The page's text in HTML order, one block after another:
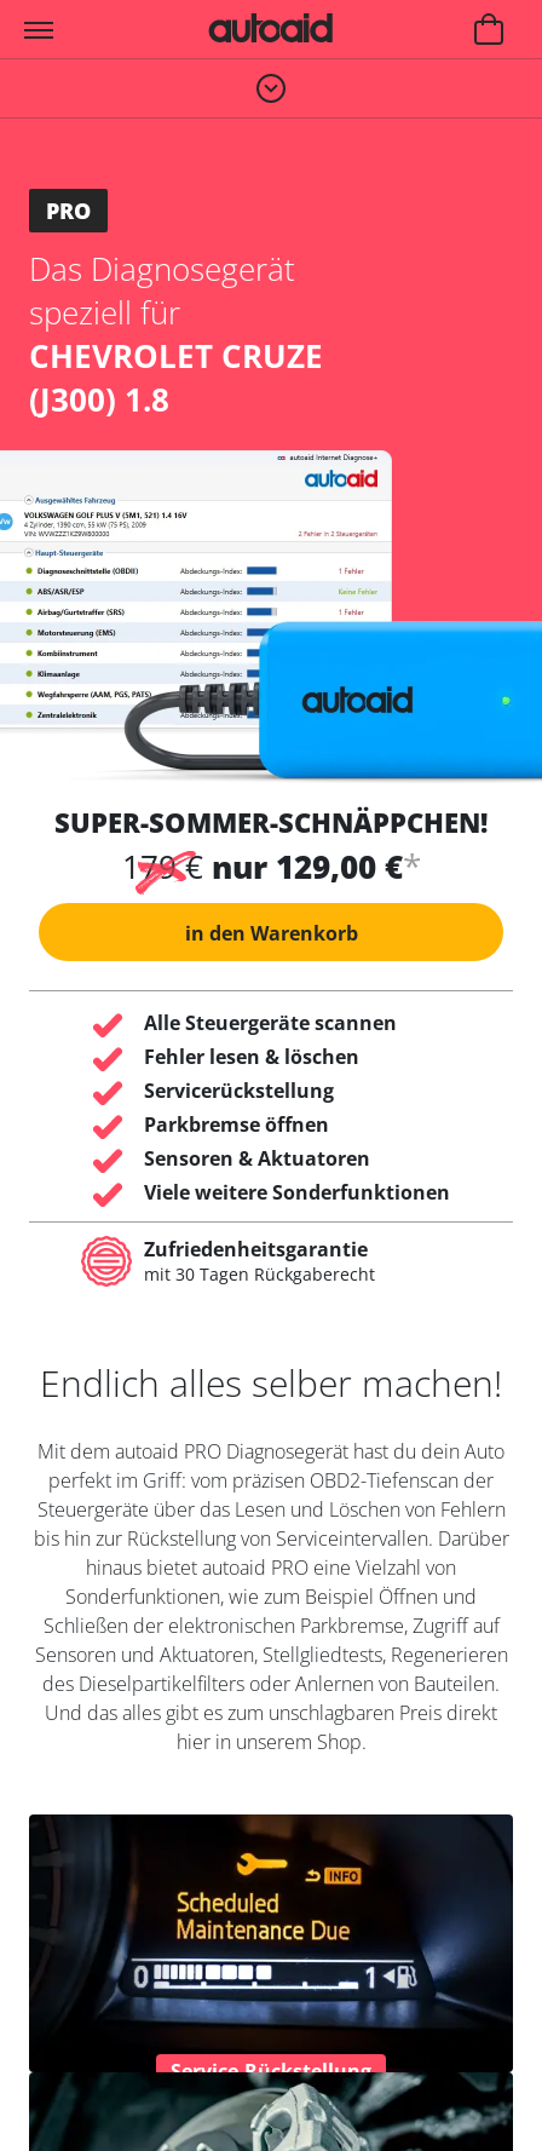
PRO
Das Diagnosegerät
speziell für
CHEVROLET CRUZE
(J300) 1.8
SUPER-SOMMER-SCHNÄPPCHEN!
179 € nur 129,00 €*
in den Warenkorb
Alle Steuergeräte scannen
Fehler lesen & löschen
Servicerückstellung
Parkbremse öffnen
Sensoren & Aktuatoren
Viele weitere Sonderfunktionen
Zufriedenheitsgarantie
mit 30 Tagen Rückgaberecht
Endlich alles selber machen!
Mit dem autoaid PRO Diagnosegerät hast du dein Auto
perfekt im Griff: vom präzisen OBD2-Tiefenscan der
Steuergeräte über das Lesen und Löschen von Fehlern
bis hin zur Rückstellung von Serviceintervallen. Darüber
hinaus bietet autoaid PRO eine Vielzahl von
Sonderfunktionen, wie zum Beispiel Öffnen und
Schließen der elektronischen Parkbremse, Zugriff auf
Sensoren und Aktuatoren, Stellgliedtests, Regenerieren
des Dieselpartikelfilters oder Anlernen von Bauteilen.
Und das alles gibt es zum unschlagbaren Preis direkt
hier in unserem Shop.
Service-Rückstellung